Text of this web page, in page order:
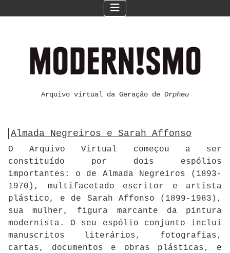
Arquivo virtual da Geração de Orpheu
Almada Negreiros e Sarah Affonso
O Arquivo Virtual começou a ser
constituído por dois espólios
importantes: o de Almada Negreiros (1893-
1970), multifacetado escritor e artista
plástico, e de Sarah Affonso (1899-1983),
sua mulher, figura marcante da pintura
modernista. O seu espólio conjunto inclui
manuscritos literários, fotografias,
cartas, documentos e obras plásticas, e